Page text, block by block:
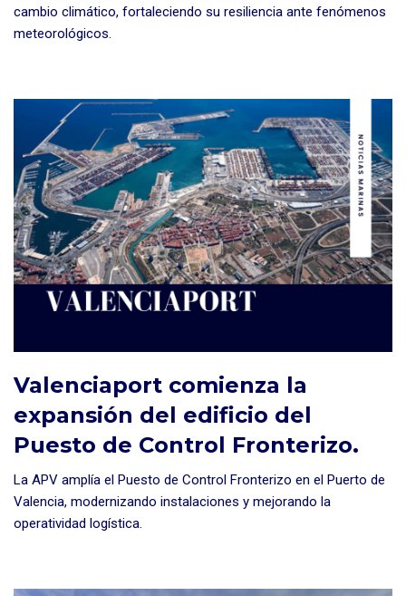
cambio climático, fortaleciendo su resiliencia ante fenómenos
meteorológicos.
Valenciaport comienza la
expansión del edificio del
Puesto de Control Fronterizo.
La APV amplía el Puesto de Control Fronterizo en el Puerto de
Valencia, modernizando instalaciones y mejorando la
operatividad logística.